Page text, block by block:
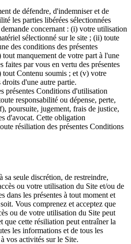
de défendre, d'indemniser et de
les parties libérées sélectionnées
concernant : (i) votre utilisation
sélectionné sur le site ; (ii) toute
des conditions des présentes
manquement de votre part à l'une
faites par vous en vertu des présentes
Contenu soumis ; et (v) votre
d'une autre partie.
présentes Conditions d'utilisation
responsabilité ou dépense, perte,
poursuite, jugement, frais de justice,
d'avocat. Cette obligation
résiliation des présentes Conditions
sa seule discrétion, de restreindre,
ou votre utilisation du Site et/ou de
dans les présentes à tout moment et
Vous comprenez et acceptez que
ou de votre utilisation du Site peut
que cette résiliation peut entraîner la
les informations et de tous les
vos activités sur le Site.